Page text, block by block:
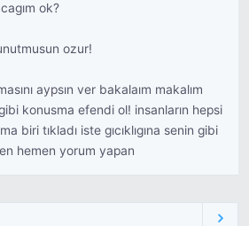
ok?
ozur!
aypsın ver bakalaım makalım
konusma efendi ol! insanların hepsi
biri tıkladı iste gıcıklıgına senin gibi
hemen yorum yapan